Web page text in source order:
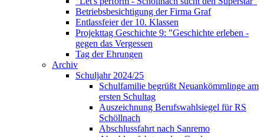
Betriebsbesichtigung der Firma Graf
Entlassfeier der 10. Klassen
Projekttag Geschichte 9: "Geschichte erleben -
gegen das Vergessen
Tag der Ehrungen
Archiv
Schuljahr 2024/25
Schulfamilie begrüßt Neuankömmlinge am
ersten Schultag
Auszeichnung Berufswahlsiegel für RS
Schöllnach
Abschlussfahrt nach Sanremo